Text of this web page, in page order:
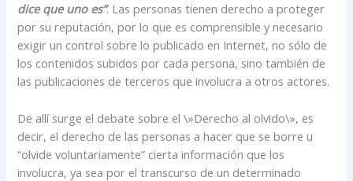
dice que uno es”. Las personas tienen derecho a proteger
por su reputación, por lo que es comprensible y necesario
exigir un control sobre lo publicado en Internet, no sólo de
los contenidos subidos por cada persona, sino también de
las publicaciones de terceros que involucra a otros actores.
De allí surge el debate sobre el \»Derecho al olvido\», es
decir, el derecho de las personas a hacer que se borre u
“olvide voluntariamente” cierta información que los
involucra, ya sea por el transcurso de un determinado